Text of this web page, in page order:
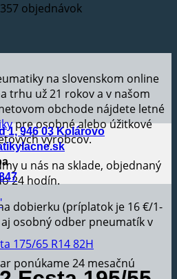
objednávok
na slovenskom online
trhu už 21 rokov a v našom
obchode nájdete letné
pre osobné alebo úžitkové
výrobcov.
u nás na sklade, objednaný
24 hodín.
dobierku (príplatok je 16 €/1-
aj osobný odber pneumatík v
ponúkame 24 mesačnú
1, 946 03 Kolárovo